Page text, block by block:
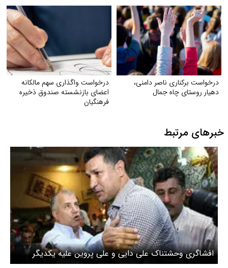
درخواست برکناری ناصر دامنی،
دهیار روستای چاه جمال
درخواست واگذاری سهم مالکانه
اعضای بازنشسته صندوق ذخیره
فرهنگیان
خبرهای مرتبط
افشاگری وحشتناک علی دایی و علی پروین علیه یکدیگر